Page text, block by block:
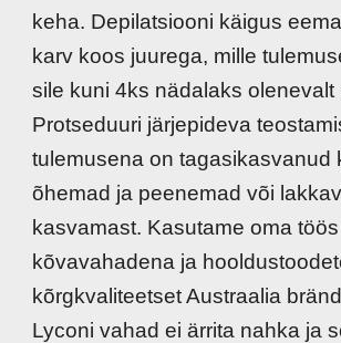
keha. Depilatsiooni käigus
karv koos juurega, mille
sile kuni 4ks nädalaks olenevalt
Protseduuri järjepideva
tulemusena on tagasikasvanud
õhemad ja peenemad või
kasvamast. Kasutame oma töös
kõvavahadena ja
kõrgkvaliteetset Austraalia
Lyconi vahad ei ärrita nahka ja